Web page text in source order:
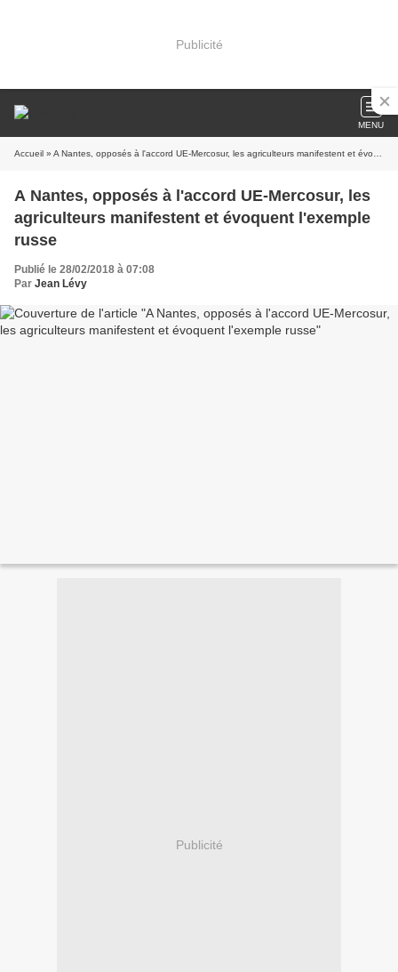
Publicité
MENU
Accueil » A Nantes, opposés à l'accord UE-Mercosur, les agriculteurs manifestent et évoquent l'exemple russe
A Nantes, opposés à l'accord UE-Mercosur, les
agriculteurs manifestent et évoquent l'exemple
russe
Publié le 28/02/2018 à 07:08
Par Jean Lévy
Publicité